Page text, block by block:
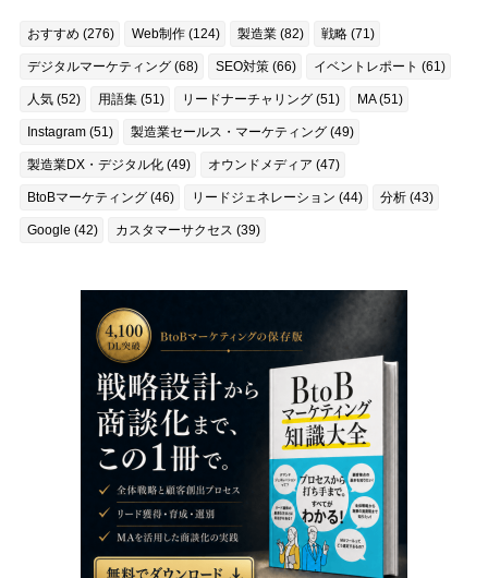
おすすめ (276) Web制作 (124) 製造業 (82) 戦略 (71)
デジタルマーケティング (68) SEO対策 (66) イベントレポート (61)
人気 (52) 用語集 (51) リードナーチャリング (51) MA (51)
Instagram (51) 製造業セールス・マーケティング (49)
製造業DX・デジタル化 (49) オウンドメディア (47)
BtoBマーケティング (46) リードジェネレーション (44) 分析 (43)
Google (42) カスタマーサクセス (39)